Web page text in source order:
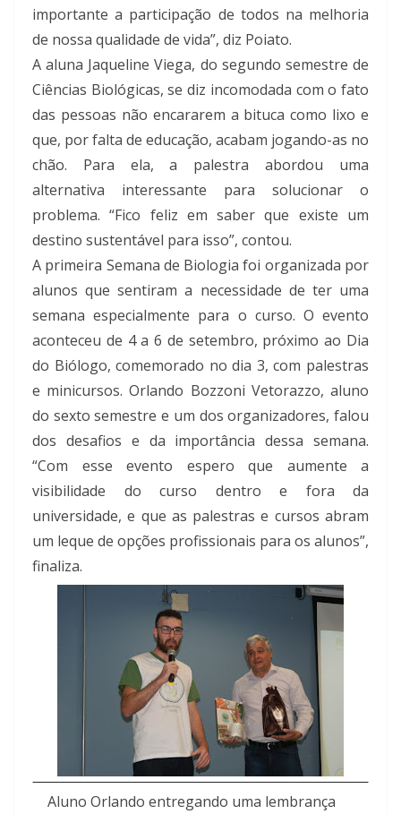
importante a participação de todos na melhoria
de nossa qualidade de vida”, diz Poiato.
A aluna Jaqueline Viega, do segundo semestre de
Ciências Biológicas, se diz incomodada com o fato
das pessoas não encararem a bituca como lixo e
que, por falta de educação, acabam jogando-as no
chão. Para ela, a palestra abordou uma
alternativa interessante para solucionar o
problema. “Fico feliz em saber que existe um
destino sustentável para isso”, contou.
A primeira Semana de Biologia foi organizada por
alunos que sentiram a necessidade de ter uma
semana especialmente para o curso. O evento
aconteceu de 4 a 6 de setembro, próximo ao Dia
do Biólogo, comemorado no dia 3, com palestras
e minicursos. Orlando Bozzoni Vetorazzo, aluno
do sexto semestre e um dos organizadores, falou
dos desafios e da importância dessa semana.
“Com esse evento espero que aumente a
visibilidade do curso dentro e fora da
universidade, e que as palestras e cursos abram
um leque de opções profissionais para os alunos”,
finaliza.
Aluno Orlando entregando uma lembrança